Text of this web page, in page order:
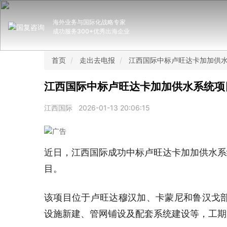
海外业务与国际化战略专家
成功服务300+优秀出海企业
首页 走出去电报 江西国际中标卢旺达卡加加供
江西国际中标卢旺达卡加加供水系统项
江西国际 2026-01-13 20:06:15
近日，江西国际成功中标卢旺达卡加加供水
目。
该项目位于卢旺达穆汉加、卡蒙尼和鲁汉戈
设施新建、管网铺设及配套系统建设等，工期